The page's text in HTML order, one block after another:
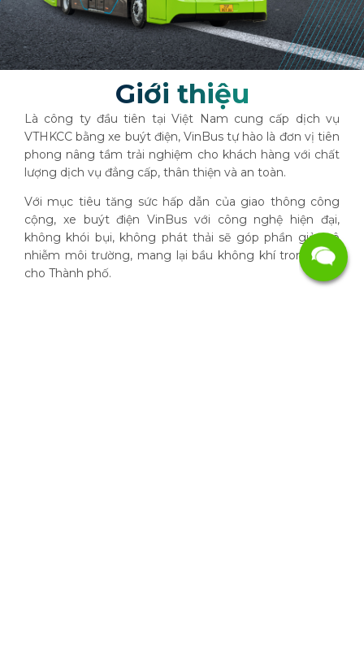
Giới thiệu
Là công ty đầu tiên tại Việt Nam cung cấp dịch vụ
VTHKCC bằng xe buýt điện, VinBus tự hào là đơn vị tiên
phong nâng tầm trải nghiệm cho khách hàng với chất
lượng dịch vụ đẳng cấp, thân thiện và an toàn.
Với mục tiêu tăng sức hấp dẫn của giao thông công
cộng, xe buýt điện VinBus với công nghệ hiện đại,
không khói bụi, không phát thải sẽ góp phần giảm ô
nhiễm môi trường, mang lại bầu không khí trong lành
cho Thành phố.